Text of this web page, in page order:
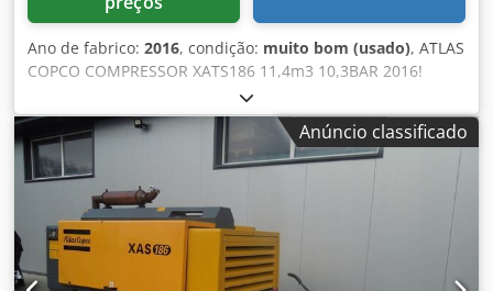
Ano de fabrico: 2016, condição: muito bom (usado), ATLAS
COPCO COMPRESSOR XATS186 11,4m3 10,3BAR 2016!
Compressor móvel ATLAS COPCO XATS186 ST4 máquina
com aftercooler (secador de ar) após serviço completo!!!
Dados técnicos: capacidade 11,40 m3/min; Dcodpfspitifjx
Ag Esk pressão de trabalho 10,3 bar; ano de fabrico 2016;
motor JOHN DEERE quilometragem 1582 h !!!!!; compressor
totalmente operacional, pronto a funcionar, garantia preço
líquido: 128500 zł preço bruto: 158055 zł máquina em
perfeitas condições!!! Abaixo está um link para o vídeo que
mostra o trabalho da máquina
Anúncio classificado